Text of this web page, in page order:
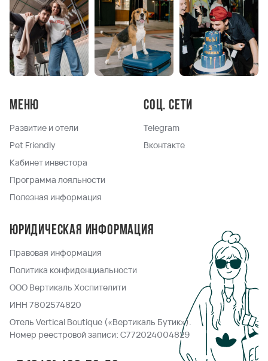
Меню
Развитие и отели
Pet Friendly
Кабинет инвестора
Программа лояльности
Полезная информация
Соц. сети
Telegram
Вконтакте
Юридическая информация
Правовая информация
Политика конфиденциальности
ООО Вертикаль Хоспителити
ИНН 7802574820
Отель Vertical Boutique («Вертикаль Бутик»).
Номер реестровой записи: С772024004829